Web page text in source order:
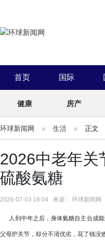
首页 国际
健康 房产
环球新闻网 生活 正文
2026中老年关
硫酸氨糖
2026-07-03 18:04 来源： 环球新闻网
人到中年之后，身体氨糖自主合成能
父母护关节，却分不清优劣，花了钱没